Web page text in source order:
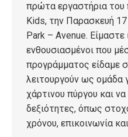
πρώτα εργαστήρια
Kids, την Παρασκευή
Park – Avenue. Είμαστε
ενθουσιασμένοι που
προγράμματος είδαμε
λειτουργούν ως ομάδα
χάρτινου πύργου και
δεξιότητες, όπως
χρόνου, επικοινωνία